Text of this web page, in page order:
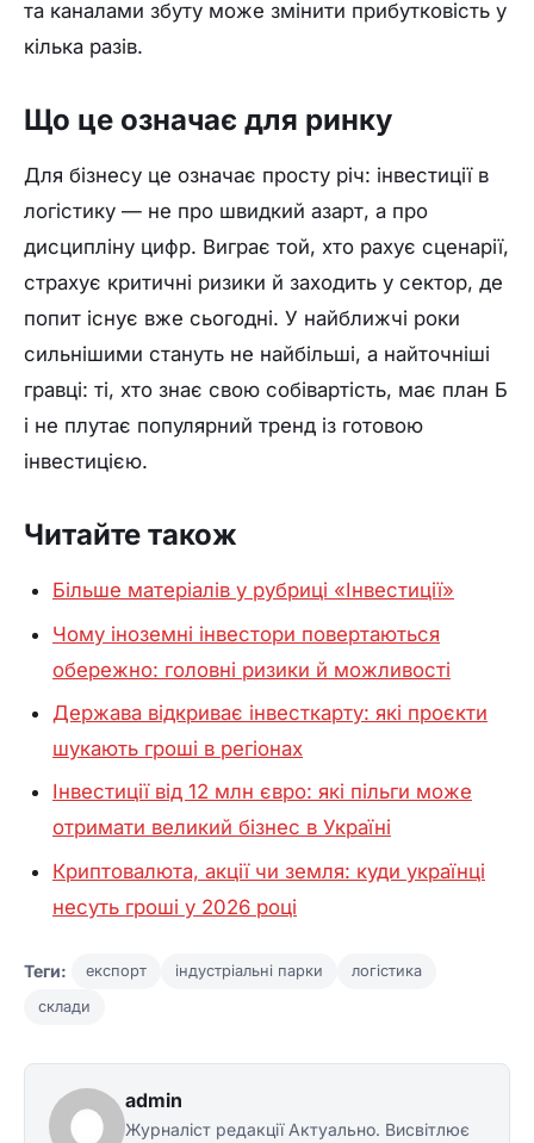
та каналами збуту може змінити прибутковість у
кілька разів.
Що це означає для ринку
Для бізнесу це означає просту річ: інвестиції в
логістику — не про швидкий азарт, а про
дисципліну цифр. Виграє той, хто рахує сценарії,
страхує критичні ризики й заходить у сектор, де
попит існує вже сьогодні. У найближчі роки
сильнішими стануть не найбільші, а найточніші
гравці: ті, хто знає свою собівартість, має план Б
і не плутає популярний тренд із готовою
інвестицією.
Читайте також
Більше матеріалів у рубриці «Інвестиції»
Чому іноземні інвестори повертаються
обережно: головні ризики й можливості
Держава відкриває інвесткарту: які проєкти
шукають гроші в регіонах
Інвестиції від 12 млн євро: які пільги може
отримати великий бізнес в Україні
Криптовалюта, акції чи земля: куди українці
несуть гроші у 2026 році
Теги: експорт індустріальні парки
логістика
склади
admin
Журналіст редакції Актуально. Висвітлює